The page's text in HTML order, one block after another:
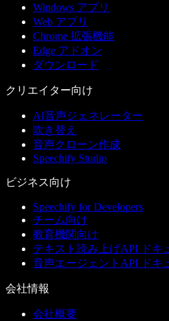
Windows アプリ
Web アプリ
Chrome 拡張機能
Edge アドオン
ダウンロード
クリエイター向け
AI音声ジェネレーター
吹き替え
音声クローン作成
Speechify Studio
ビジネス向け
Speechify for Developers
チーム向け
教育機関向け
テキスト読み上げAPI ドキ
音声エージェントAPI ドキ
会社情報
会社概要